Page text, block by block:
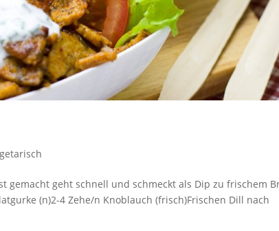
gemacht geht schnell und schmeckt als Dip zu frischem
(n)2-4 Zehe/n Knoblauch (frisch)Frischen Dill nach